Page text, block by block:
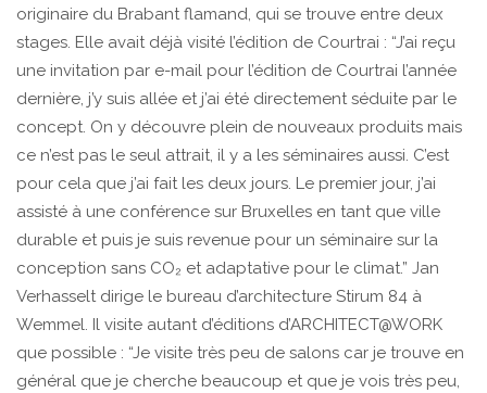
originaire du Brabant flamand, qui se trouve entre deux
stages. Elle avait déjà visité l’édition de Courtrai : “J’ai reçu
une invitation par e-mail pour l’édition de Courtrai l’année
dernière, j’y suis allée et j’ai été directement séduite par le
concept. On y découvre plein de nouveaux produits mais
ce n’est pas le seul attrait, il y a les séminaires aussi. C’est
pour cela que j’ai fait les deux jours. Le premier jour, j’ai
assisté à une conférence sur Bruxelles en tant que ville
durable et puis je suis revenue pour un séminaire sur la
conception sans CO₂ et adaptative pour le climat.” Jan
Verhasselt dirige le bureau d’architecture Stirum 84 à
Wemmel. Il visite autant d’éditions d’ARCHITECT@WORK
que possible : “Je visite très peu de salons car je trouve en
général que je cherche beaucoup et que je vois très peu,